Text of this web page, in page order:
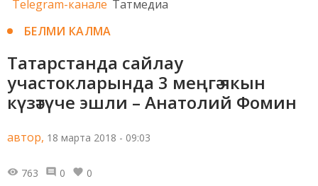
Telegram-канале Татмедиа
БЕЛМИ КАЛМА
Татарстанда сайлау
участокларында 3 меңгә якын
күзәтүче эшли – Анатолий Фомин
автор, 18 марта 2018 - 09:03
763 0 0